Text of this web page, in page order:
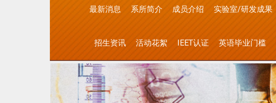
最新消息 系所简介 成员介绍 实验室/研发成果
招生资讯 活动花絮 IEET认证 英语毕业门槛